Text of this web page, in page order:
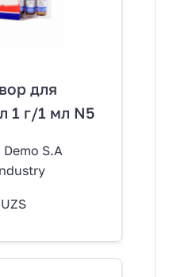
для
1 г/1 мл N5
Demo S.A
UZS